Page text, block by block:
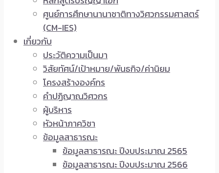
ศูนย์การศึกษานานาชาติทางวิศวกรรมศาสตร์
(CM-IES)
เกี่ยวกับ
ประวัติความเป็นมา
วิสัยทัศน์/เป้าหมาย/พันธกิจ/ค่านิยม
โครงสร้างองค์กร
คำปฏิญาณวิศวกร
ผู้บริหาร
หัวหน้าภาควิชา
ข้อมูลสาธารณะ
ข้อมูลสาธารณะ ปีงบประมาณ 2565
ข้อมูลสาธารณะ ปีงบประมาณ 2566